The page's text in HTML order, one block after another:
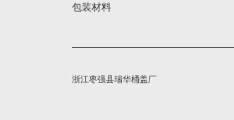
包装材料
浙江枣强县瑞华桶盖厂